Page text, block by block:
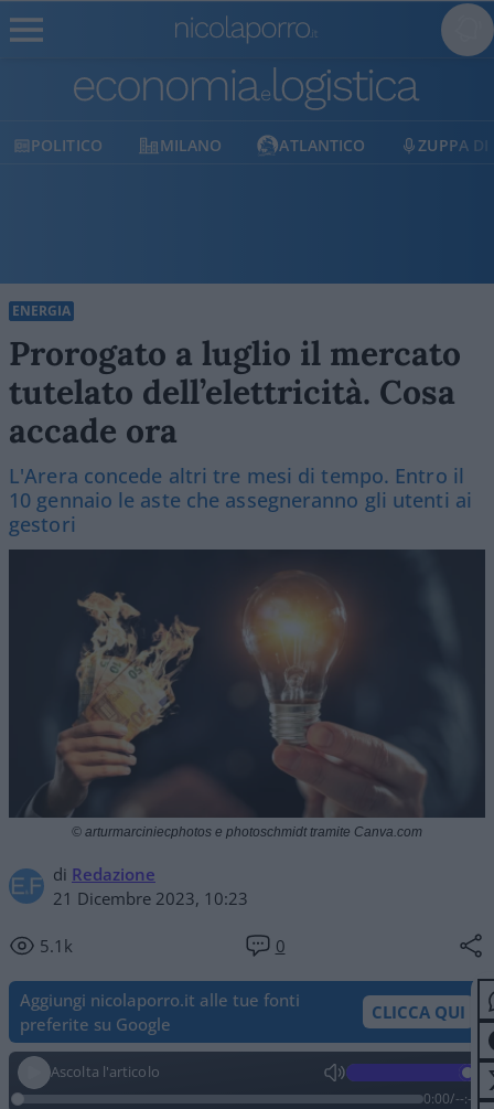
MILANO ATLANTICO ZUPPA DI
ENERGIA
Prorogato a luglio il mercato
tutelato dell’elettricità. Cosa
accade ora
L'Arera concede altri tre mesi di tempo. Entro il
10 gennaio le aste che assegneranno gli utenti ai
gestori
di Redazione
21 Dicembre 2023, 10:23
5.1k 0
© arturmarciniecphotos e photoschmidt tramite Canva.com
Aggiungi nicolaporro.it alle tue fonti
preferite su Google
CLICCA QUI
Ascolta l'articolo
0:00/--:--